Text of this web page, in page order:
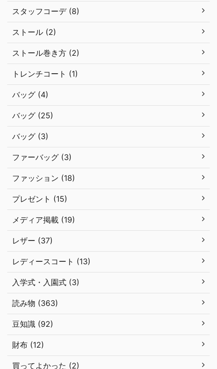
スタッフコーデ (8)
ストール (2)
ストール巻き方 (2)
トレンチコート (1)
バッグ (4)
バッグ (25)
バッグ (3)
ファーバッグ (3)
ファッション (18)
プレゼント (15)
メディア掲載 (19)
レザー (37)
レディースコート (13)
入学式・入園式 (3)
読み物 (363)
豆知識 (92)
財布 (12)
買ってよかった (2)